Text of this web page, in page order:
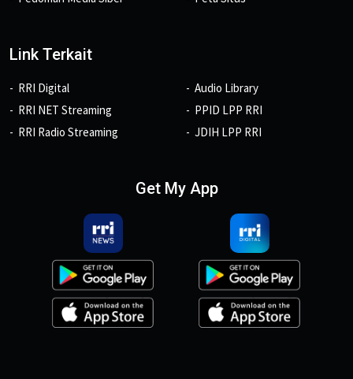
Link Terkait
RRI Digital
RRI NET Streaming
RRI Radio Streaming
Audio Library
PPID LPP RRI
JDIH LPP RRI
Get My App